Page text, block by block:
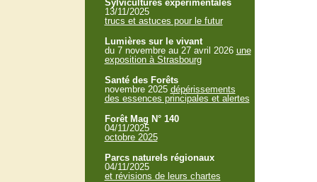
Sylvicultures expérimentales
13/11/2025
trucs et astuces pour le futur
Lumières sur le vivant
du 7 novembre au 27 avril 2026 une
exposition à Strasbourg
Santé des Forêts
novembre 2025 dépérissements
des essences principales et alertes
Forêt Mag N° 140
04/11/2025
octobre 2025
Parcs naturels régionaux
04/11/2025
et révisions de leurs chartes